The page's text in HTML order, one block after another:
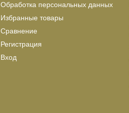
Обработка персональных данных
Избранные товары
Сравнение
Регистрация
Вход